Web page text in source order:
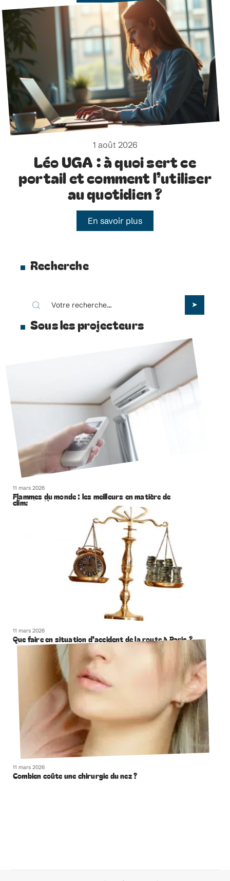
1 août 2026
Léo UGA : à quoi sert ce
portail et comment l’utiliser
au quotidien ?
En savoir plus
Recherche
Sous les projecteurs
11 mars 2026
Flammes du monde : les meilleurs en matière de
climatisation
11 mars 2026
Que faire en situation d’accident de la route à Paris ?
11 mars 2026
Combien coûte une chirurgie du nez ?